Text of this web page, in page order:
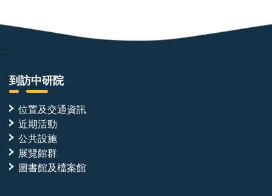
:::
到訪中研院
位置及交通資訊
近期活動
公共設施
展覽館群
圖書館及檔案館